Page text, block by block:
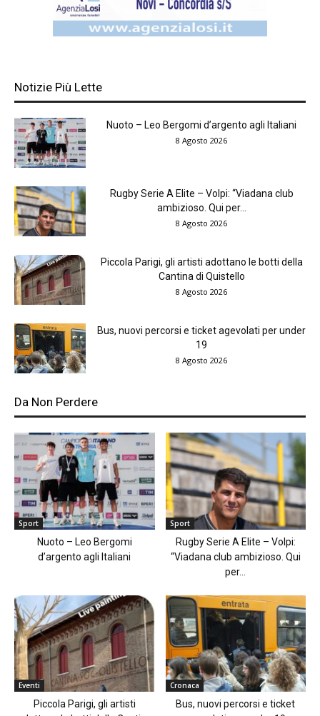
Notizie Più Lette
Nuoto – Leo Bergomi d’argento agli Italiani
8 Agosto 2026
Rugby Serie A Elite – Volpi: “Viadana club
ambizioso. Qui per...
8 Agosto 2026
Piccola Parigi, gli artisti adottano le botti della
Cantina di Quistello
8 Agosto 2026
Bus, nuovi percorsi e ticket agevolati per under
19
8 Agosto 2026
Da Non Perdere
Sport
Nuoto – Leo Bergomi
d’argento agli Italiani
Sport
Rugby Serie A Elite – Volpi:
“Viadana club ambizioso. Qui
per...
Eventi
Piccola Parigi, gli artisti
Cronaca
Bus, nuovi percorsi e ticket